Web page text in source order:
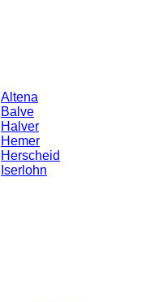
Altena
Balve
Halver
Hemer
Herscheid
Iserlohn